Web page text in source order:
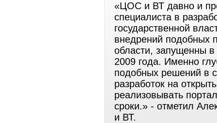
«ЦОС и ВТ давно и
специалиста в
государственной
внедрений подобных
области, запущенны
2009 года. Именно
подобных решений в
разработок на
реализовывать
сроки.» - отметил
и ВТ.